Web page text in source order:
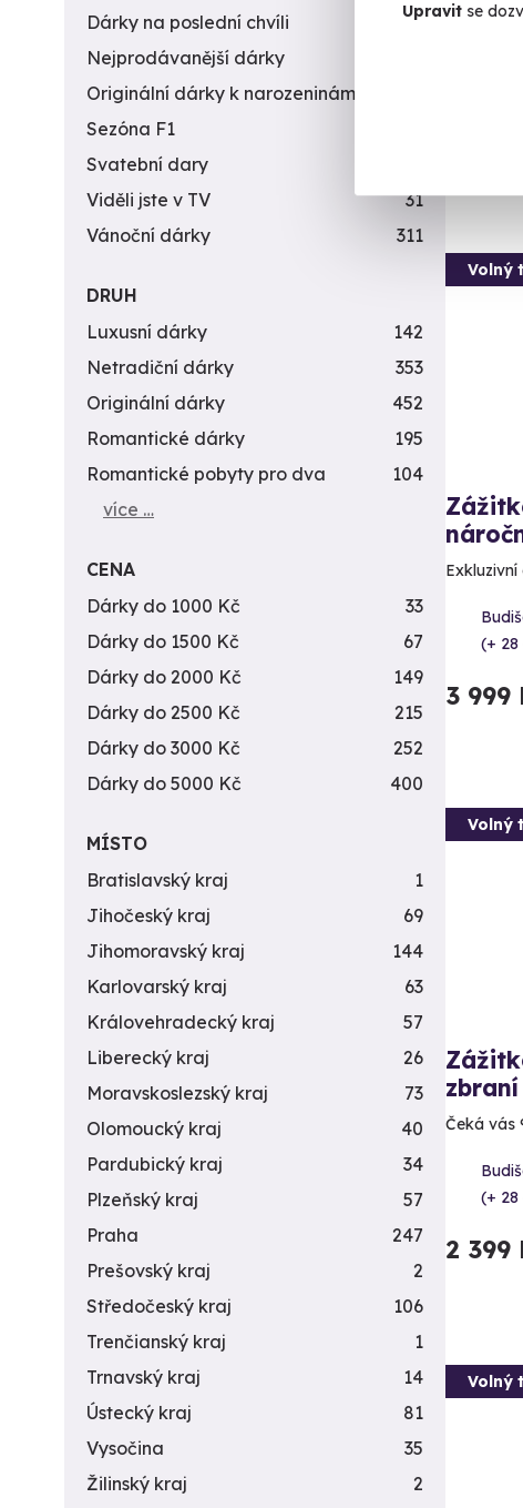
Upravitse
Vystřílejte
(+
Volný
(+
3 999
Volný
zbraní
Čeká vás
(+
2 399
Volný
Dárky na poslední chvíli
450
Nejprodávanější dárky
Originální dárky k narozeninám
Sezóna F1
Svatební dary
Viděli jste v TV
31
Vánoční dárky
311
DRUH
Luxusní dárky
142
Netradiční dárky
353
Originální dárky
452
Romantické dárky
195
Romantické pobyty pro dva
104
více …
CENA
Dárky do 1000 Kč
33
Dárky do 1500 Kč
67
Dárky do 2000 Kč
149
Dárky do 2500 Kč
215
Dárky do 3000 Kč
252
Dárky do 5000 Kč
400
MÍSTO
Bratislavský kraj
1
Jihočeský kraj
69
Jihomoravský kraj
144
Karlovarský kraj
63
Královehradecký kraj
57
Liberecký kraj
26
Moravskoslezský kraj
73
Olomoucký kraj
40
Pardubický kraj
34
Plzeňský kraj
57
Praha
247
Prešovský kraj
2
Středočeský kraj
106
Trenčianský kraj
1
Trnavský kraj
14
Ústecký kraj
81
Vysočina
35
Žilinský kraj
2